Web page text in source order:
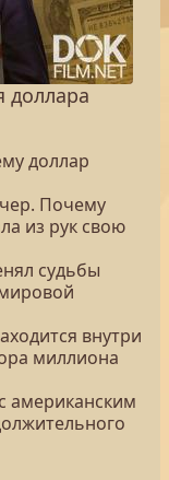
доллара
доллар
Почему
из рук свою
судьбы
внутри
миллиона
американским